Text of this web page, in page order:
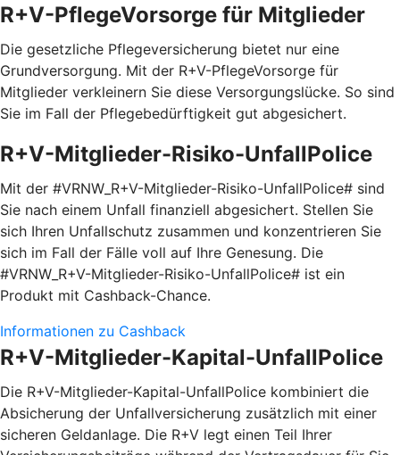
R+V-PflegeVorsorge für Mitglieder
Die gesetzliche Pflegeversicherung bietet nur eine
Grundversorgung. Mit der R+V-PflegeVorsorge für
Mitglieder verkleinern Sie diese Versorgungslücke. So sind
Sie im Fall der Pflegebedürftigkeit gut abgesichert.
R+V-Mitglieder-Risiko-UnfallPolice
Mit der #VRNW_R+V-Mitglieder-Risiko-UnfallPolice# sind
Sie nach einem Unfall finanziell abgesichert. Stellen Sie
sich Ihren Unfallschutz zusammen und konzentrieren Sie
sich im Fall der Fälle voll auf Ihre Genesung. Die
#VRNW_R+V-Mitglieder-Risiko-UnfallPolice# ist ein
Produkt mit Cashback-Chance.
Informationen zu Cashback
R+V-Mitglieder-Kapital-UnfallPolice
Die R+V-Mitglieder-Kapital-UnfallPolice kombiniert die
Absicherung der Unfallversicherung zusätzlich mit einer
sicheren Geldanlage. Die R+V legt einen Teil Ihrer